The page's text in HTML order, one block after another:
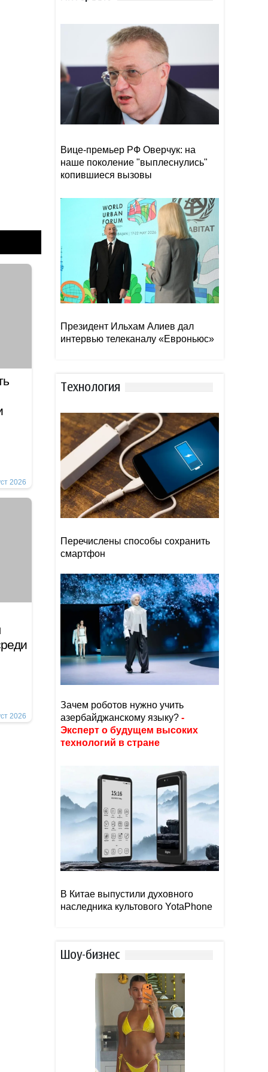
2026
2026
Хуситы взяли на себя
ответственность за атаку на
НПЗ в Саудовской Аравии
10:52
Нетаньяху одобрил
восстановление части Газы
вне контроля ХАМАС
Вице-премьер РФ Оверчук: на
наше поколение "выплеснулись"
копившиеся вызовы
Президент Ильхам Алиев дал
интервью телеканалу «Евроньюс»
Тexнoлoгия
Перечислены способы сохранить
смартфон
Зачем роботов нужно учить
азербайджанскому языку? -
Эксперт о будущем высоких
технологий в стране
В Китае выпустили духовного
наследника культового YotaPhone
Шоу-бизнес